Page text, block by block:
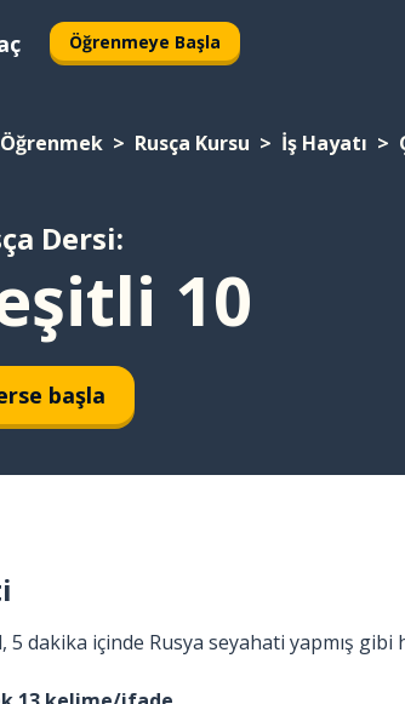
Öğrenmeye Başla
Rusça Kursu İş Hayatı
Dersi:
10
başla
5 dakika içinde Rusya seyahati yapmış gibi